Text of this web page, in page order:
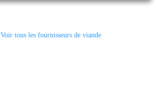
Voir tous les fournisseurs de viande